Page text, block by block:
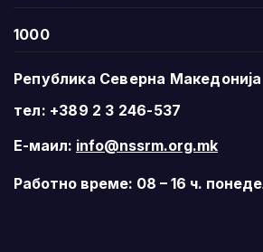
1000
Република Северна Македонија
тел: +389 2 3 246-537
Е-маил: info@nssrm.org.mk
Работно време: 08 – 16 ч.